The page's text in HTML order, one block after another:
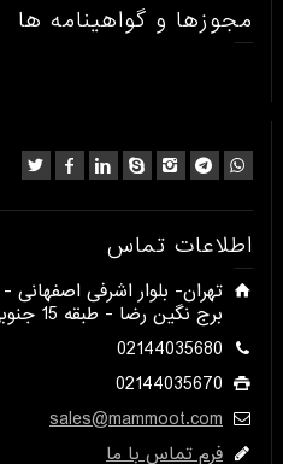
مجوزها و گواهینامه ها
اطلاعات تماس
برج نگین رضا - طبقه 15 جنوبی - واحد 1505​
02144035680
02144035670
sales@mammoot.com
فرم تماس با ما